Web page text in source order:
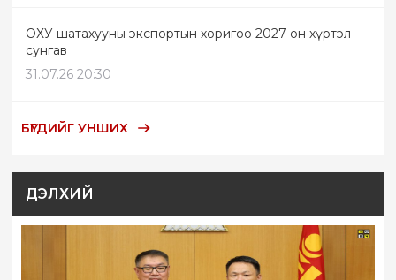
ОХУ шатахууны экспортын хоригоо 2027 он хүртэл
сунгав
31.07.26 20:30
БҮГДИЙГ УНШИХ
ДЭЛХИЙ